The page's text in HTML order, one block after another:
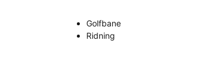
Golfbane
Ridning